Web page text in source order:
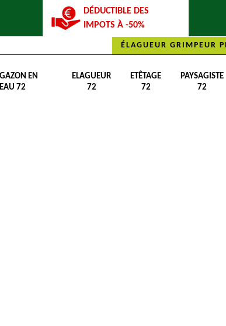
DÉDUCTIBLE DES
IMPOTS À -50%
ÉLAGUEUR GRIMPEUR
EN
72
ELAGUEUR
72
ETÊTAGE
72
PAYSAGISTE
72